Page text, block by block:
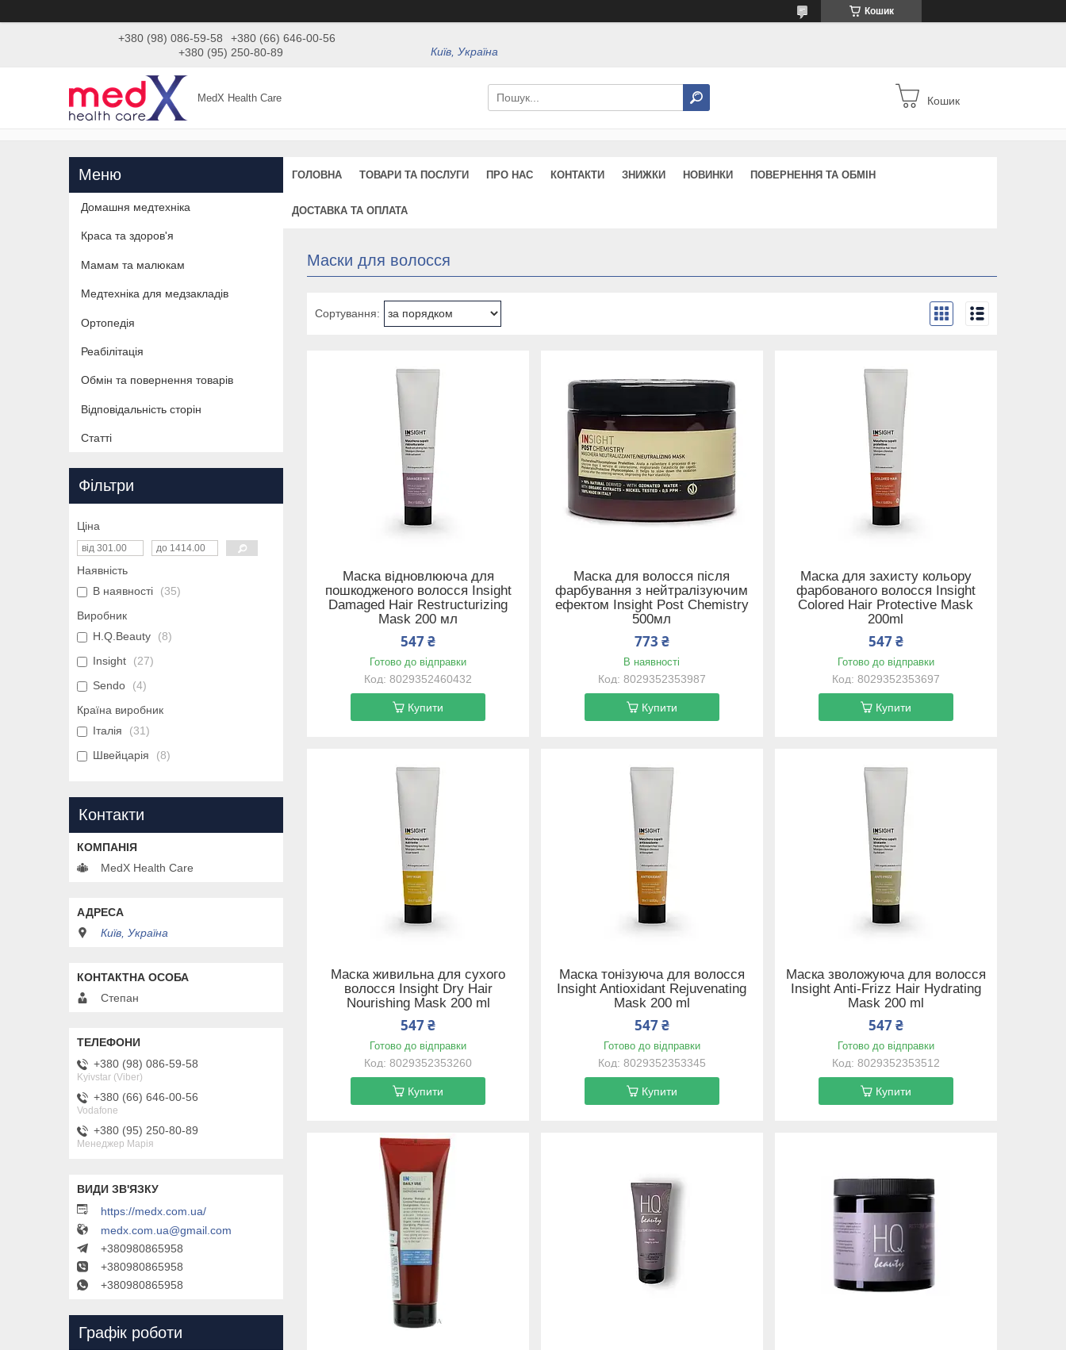
Кошик
+380 (98) 086-59-58
+380 (66) 646-00-56
+380 (95) 250-80-89
Київ, Україна
MedX Health Care Кошик
ГОЛОВНА ТОВАРИ ТА ПОСЛУГИ ПРО НАС КОНТАКТИ ЗНИЖКИ НОВИНКИ ПОВЕРНЕННЯ ТА ОБМІН
ДОСТАВКА ТА ОПЛАТА
Маски для волосся
Маска відновлююча для
пошкодженого волосся Insight
Damaged Hair Restructurizing
Mask 200 мл
547 ₴
Готово до відправки
8029352460432
Купити
Маска для волосся після
фарбування з нейтралізуючим
ефектом Insight Post Chemistry
500мл
773 ₴
В наявності
8029352353987
Купити
Маска для захисту кольору
фарбованого волосся Insight
Colored Hair Protective Mask
200ml
547 ₴
Готово до відправки
8029352353697
Купити
Маска живильна для сухого
волосся Insight Dry Hair
Nourishing Mask 200 ml
547 ₴
Готово до відправки
8029352353260
Купити
Маска тонізуюча для волосся
Insight Antioxidant Rejuvenating
Mask 200 ml
547 ₴
Готово до відправки
8029352353345
Купити
Маска зволожуюча для волосся
Insight Anti-Frizz Hair Hydrating
Mask 200 ml
547 ₴
Готово до відправки
8029352353512
Купити
Домашня медтехніка
Краса та здоров'я
Мамам та малюкам
Медтехніка для медзакладів
Ортопедія
Реабілітація
Обмін та повернення товарів
Відповідальність сторін
Статті
Фільтри
Ціна
Наявність
В наявності
35
Виробник
H.Q.Beauty
8
Insight
27
Sendo
4
Країна виробник
Італія
31
Швейцарія
8
Контакти
MedX Health Care
Київ, Україна
Степан
+380 (98) 086-59-58
Kyivstar (Viber)
+380 (66) 646-00-56
Vodafone
+380 (95) 250-80-89
Менеджер Марія
https://medx.com.ua/
medx.com.ua@gmail.com
+380980865958
+380980865958
+380980865958
Графік роботи